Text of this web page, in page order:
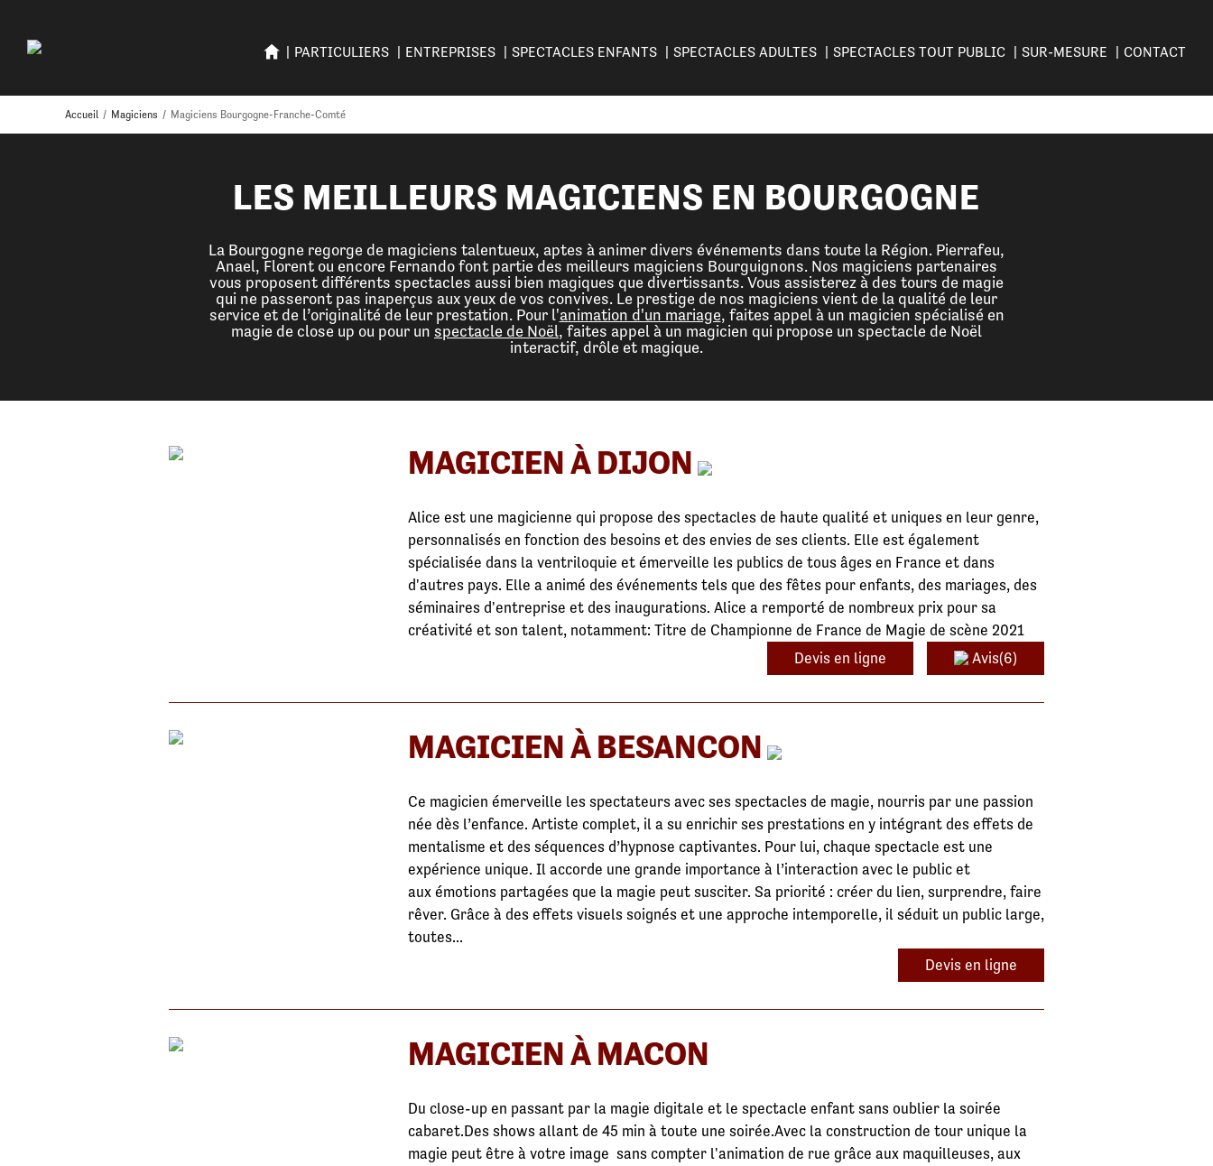
PARTICULIERS ENTREPRISES SPECTACLES ENFANTS SPECTACLES ADULTES SPECTACLES TOUT PUBLIC SUR-MESURE CONTACT
Accueil / Magiciens / Magiciens Bourgogne-Franche-Comté
LES MEILLEURS MAGICIENS EN BOURGOGNE
La Bourgogne regorge de magiciens talentueux, aptes à animer divers événements dans toute la Région. Pierrafeu,
Anael, Florent ou encore Fernando font partie des meilleurs magiciens Bourguignons. Nos magiciens partenaires
vous proposent différents spectacles aussi bien magiques que divertissants. Vous assisterez à des tours de magie
qui ne passeront pas inaperçus aux yeux de vos convives. Le prestige de nos magiciens vient de la qualité de leur
service et de l’originalité de leur prestation. Pour l'animation d'un mariage, faites appel à un magicien spécialisé en
magie de close up ou pour un spectacle de Noël, faites appel à un magicien qui propose un spectacle de Noël
interactif, drôle et magique.
MAGICIEN À DIJON
Alice est une magicienne qui propose des spectacles de haute qualité et uniques en leur genre,
personnalisés en fonction des besoins et des envies de ses clients. Elle est également
spécialisée dans la ventriloquie et émerveille les publics de tous âges en France et dans
d'autres pays. Elle a animé des événements tels que des fêtes pour enfants, des mariages, des
séminaires d'entreprise et des inaugurations. Alice a remporté de nombreux prix pour sa
créativité et son talent, notamment: Titre de Championne de France de Magie de scène 2021
Devis en ligne
Avis(6)
MAGICIEN À BESANCON
Ce magicien émerveille les spectateurs avec ses spectacles de magie, nourris par une passion
née dès l’enfance. Artiste complet, il a su enrichir ses prestations en y intégrant des effets de
mentalisme et des séquences d’hypnose captivantes. Pour lui, chaque spectacle est une
expérience unique. Il accorde une grande importance à l’interaction avec le public et
aux émotions partagées que la magie peut susciter. Sa priorité : créer du lien, surprendre, faire
rêver. Grâce à des effets visuels soignés et une approche intemporelle, il séduit un public large,
toutes...
Devis en ligne
MAGICIEN À MACON
Du close-up en passant par la magie digitale et le spectacle enfant sans oublier la soirée
cabaret.Des shows allant de 45 min à toute une soirée.Avec la construction de tour unique la
magie peut être à votre image sans compter l'animation de rue grâce aux maquilleuses, aux